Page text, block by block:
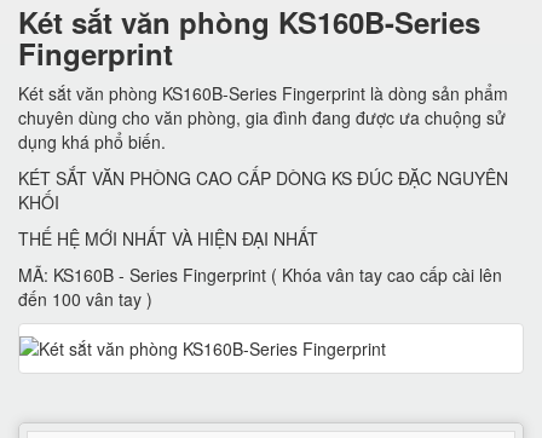
Két sắt văn phòng KS160B-Series
Fingerprint
Két sắt văn phòng KS160B-Series Fingerprint là dòng sản phẩm
chuyên dùng cho văn phòng, gia đình đang được ưa chuộng sử
dụng khá phổ biến.
KÉT SẮT VĂN PHÒNG CAO CẤP DÒNG KS ĐÚC ĐẶC NGUYÊN
KHỐI
THẾ HỆ MỚI NHẤT VÀ HIỆN ĐẠI NHẤT
MÃ: KS160B - Series Fingerprint ( Khóa vân tay cao cấp cài lên
đến 100 vân tay )